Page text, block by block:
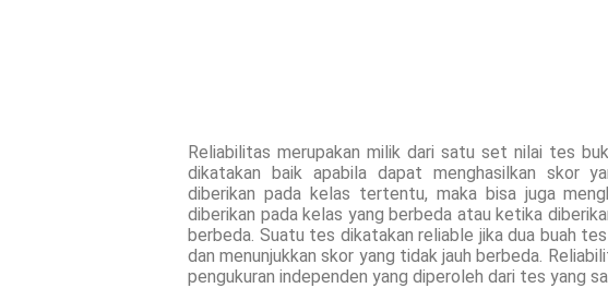
Reliabilitas merupakan milik dari satu set nilai tes
dikatakan baik apabila dapat menghasilkan skor
diberikan pada kelas tertentu, maka bisa juga
diberikan pada kelas yang berbeda atau ketika
berbeda. Suatu tes dikatakan reliable jika dua buah
dan menunjukkan skor yang tidak jauh berbeda.
pengukuran independen yang diperoleh dari tes yang